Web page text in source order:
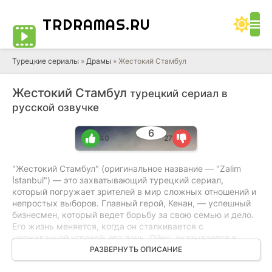
TRDRAMAS.RU
Турецкие сериалы » Драмы » Жестокий Стамбул
Жестокий Стамбул турецкий сериал в
русской озвучке
6
40 27
"Жестокий Стамбул" (оригинальное название — "Zalim
İstanbul") — это захватывающий турецкий сериал,
который погружает зрителей в мир сложных отношений и
непростых выборов. Главный герой, Кенан, — успешный
бизнесмен, который ведет борьбу за свою семью и дело.
Его жизнь меняется, когда он сталкивается с
неожиданной угрозой: его дочь, Ойку, оказывается в
центре опасной интриги, связанной с мрачным прошлым
семьи. Начало истории ознаменовано шокирующими
РАЗВЕРНУТЬ ОПИСАНИЕ